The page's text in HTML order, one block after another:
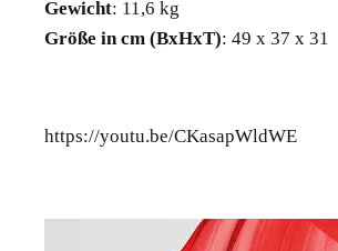
Gewicht: 11,6 kg
Größe in cm (BxHxT): 49 x 37 x 31
https://youtu.be/CKasapWldWE